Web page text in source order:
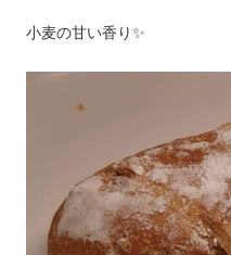
小麦の甘い香り✨